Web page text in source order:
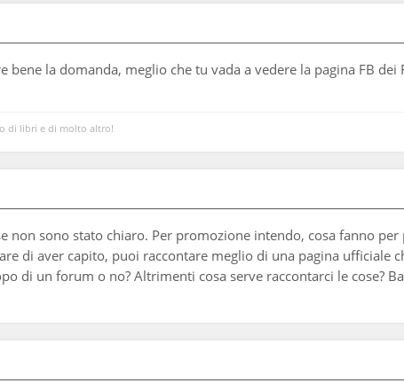
bene la domanda, meglio che tu vada a vedere la pagina FB dei
di libri e di molto altro!
non sono stato chiaro. Per promozione intendo, cosa fanno
di aver capito, puoi raccontare meglio di una pagina ufficiale
di un forum o no? Altrimenti cosa serve raccontarci le cose?